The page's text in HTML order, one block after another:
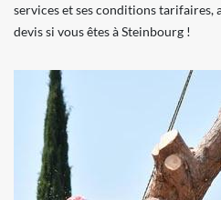
services et ses conditions tarifaires,
devis si vous êtes à Steinbourg !